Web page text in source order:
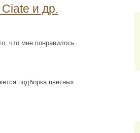
и др.
что мне понравилось.
подборка цветных